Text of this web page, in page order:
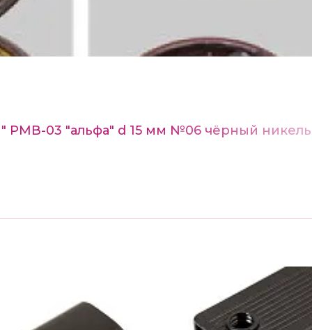
РМВ-03 "альфа" d 15 мм №06 чёрный никель